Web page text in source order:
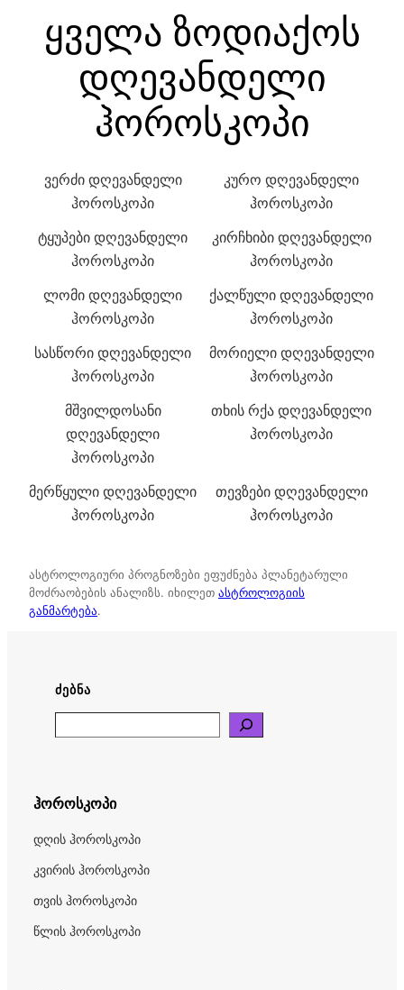
ყველა ზოდიაქოს
დღევანდელი
ჰოროსკოპი
ვერძი დღევანდელი
ჰოროსკოპი
კურო დღევანდელი
ჰოროსკოპი
ტყუპები დღევანდელი
ჰოროსკოპი
კირჩხიბი დღევანდელი
ჰოროსკოპი
ლომი დღევანდელი
ჰოროსკოპი
ქალწული დღევანდელი
ჰოროსკოპი
სასწორი დღევანდელი
ჰოროსკოპი
მორიელი დღევანდელი
ჰოროსკოპი
მშვილდოსანი
დღევანდელი
ჰოროსკოპი
თხის რქა დღევანდელი
ჰოროსკოპი
მერწყული დღევანდელი
ჰოროსკოპი
თევზები დღევანდელი
ჰოროსკოპი
ასტროლოგიური პროგნოზები ეფუძნება პლანეტარული
მოძრაობების ანალიზს. იხილეთ ასტროლოგიის
განმარტება.
ᲫᲔᲑᲜᲐ
ჰოროსკოპი
დღის ჰოროსკოპი
კვირის ჰოროსკოპი
თვის ჰოროსკოპი
წლის ჰოროსკოპი